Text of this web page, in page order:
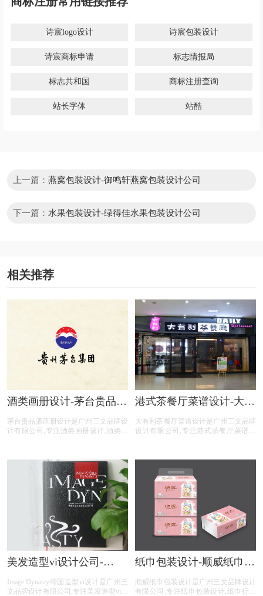
诗宸logo设计 诗宸包装设计
诗宸商标申请 标志情报局
标志共和国 商标注册查询
站长字体 站酷
上一篇： 燕窝包装设计-御鸣轩燕窝包装设计公司
下一篇： 水果包装设计-绿得佳水果包装设计公司
相关推荐
酒类画册设计-茅台贵品酒
茅台贵品酒画册设计是广州三文品牌设
计有限公司,专注酒类画册设计,酒类行
计前期提供画册整体策划,照片拍摄,文
案撰写,画册印刷等酒类画册设计服
港式茶餐厅菜谱设计-大有
大有利茶餐厅菜谱设计是广州三文品牌
设计有限公司,专注港式茶餐厅菜谱设
设计,港式茶餐厅公司电商菜谱设计,提
供专业菜谱设计,中餐菜谱设计,西餐菜
谱设计,自助餐菜谱设计,火锅菜谱设计
等港式茶餐厅菜谱设计服务。
美发造型vi设计公司-
手册
Image Dynasty缔国造型vi设计是广州三
文品牌设计有限公司,专注美发造型vi设
纸巾包装设计-顺威纸巾包
顺威纸巾包装设计是广州三文品牌设计
有限公司,专注纸巾包装设计,纸巾行业